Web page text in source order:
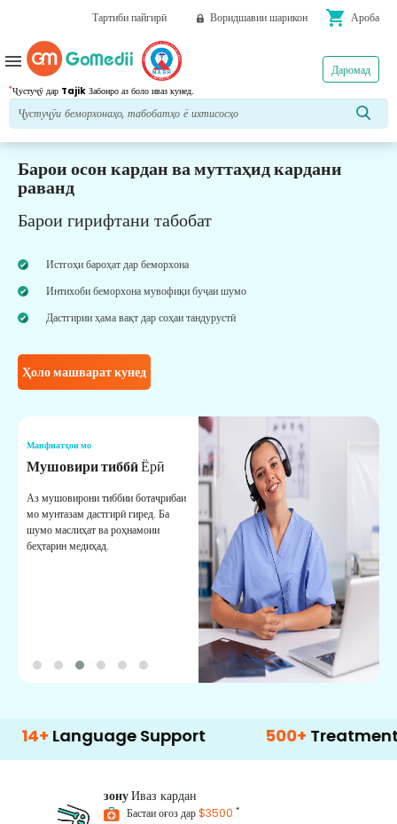
Тартиби пайгирӣ Воридшавии шарикон shopping_cart Ароба
*Ҷустуҷӯ дар Tajik Забонро аз боло иваз кунед.
Даромад
menu
Барои осон кардан ва муттаҳид кардани
раванд
Барои гирифтани табобат
Истгоҳи бароҳат дар беморхона
Интихоби беморхона мувофиқи буҷаи шумо
Дастгирии ҳама вақт дар соҳаи тандурустӣ
Ҳоло машварат кунед
Манфиатҳои мо
Мушовири тиббӣЁрӣ
Аз мушовирони тиббии ботаҷрибаи
мо мунтазам дастгирӣ гиред. Ба
шумо маслиҳат ва роҳнамоии
беҳтарин медиҳад.
Support Treatment
зонуИваз кардан
Бастаи оғоз дар$3500 *